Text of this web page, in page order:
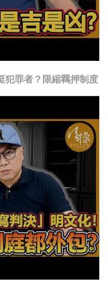
犯罪者？限縮羈押制度